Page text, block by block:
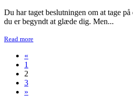
Du har taget beslutningen om at tage
du er begyndt at glæde dig. Men...
Read more
«
1
2
3
»